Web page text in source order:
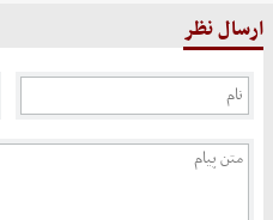
ارسال نظر